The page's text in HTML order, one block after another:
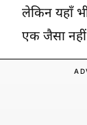
लेकिन यहाँ
एक जैसा नहीं